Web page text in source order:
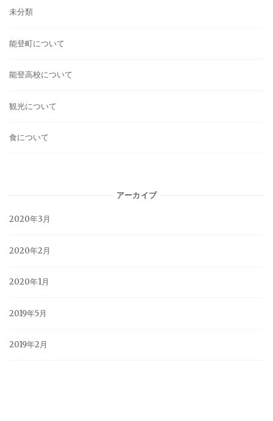
未分類
能登町について
能登高校について
観光について
食について
アーカイブ
2020年3月
2020年2月
2020年1月
2019年5月
2019年2月